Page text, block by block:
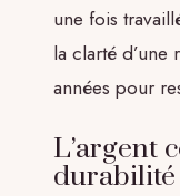
une fois
la clarté d’une
années pour
L’argent
durabilité